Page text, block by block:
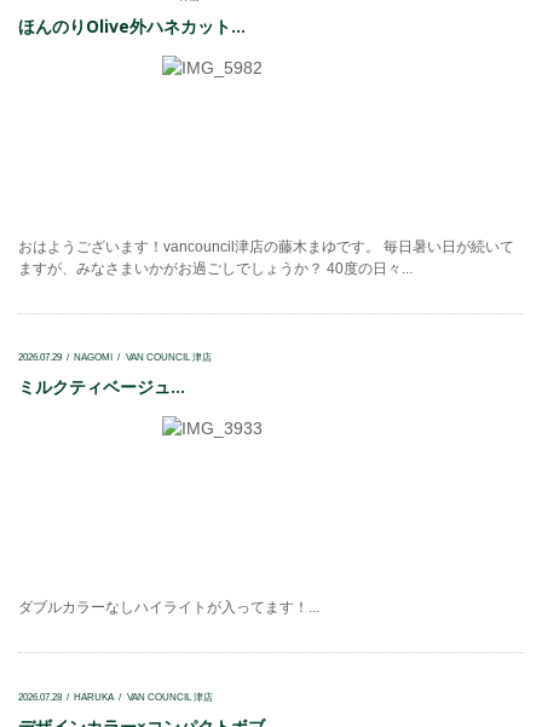
ほんのりOlive外ハネカット...
おはようございます！vancouncil津店の藤木まゆです。 毎日暑い日が続いて
ますが、みなさまいかがお過ごしでしょうか？ 40度の日々...
2026.07.29 NAGOMI VAN COUNCIL 津店
ミルクティベージュ...
ダブルカラーなしハイライトが入ってます！...
2026.07.28 HARUKA VAN COUNCIL 津店